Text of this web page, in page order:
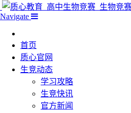
Navigate
首页
质心官网
生竞动态
学习攻略
生竞快讯
官方新闻